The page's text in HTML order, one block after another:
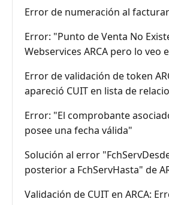
Error de numeración al
Error: "Punto de Venta No
Webservices ARCA pero lo veo
Error de validación de token
apareció CUIT en lista de
Error: "El comprobante
posee una fecha válida"
Solución al error
posterior a FchServHasta" de
Validación de CUIT en ARCA: